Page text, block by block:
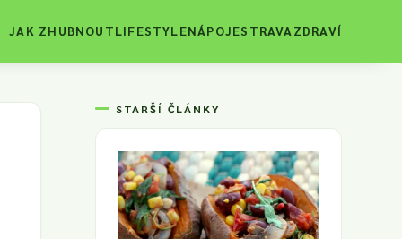
JAK ZHUBNOUTLIFESTYLENÁPOJESTRAVA ZDRAVÍ
STARŠÍ ČLÁNKY